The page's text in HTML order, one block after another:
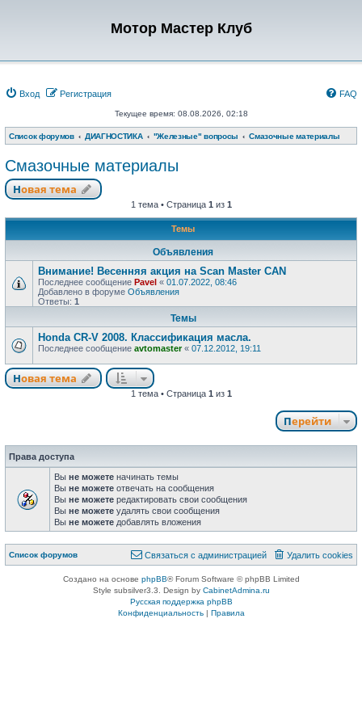
Мотор Мастер Клуб
Вход Регистрация FAQ
Текущее время: 08.08.2026, 02:18
Список форумов ДИАГНОСТИКА "Железные" вопросы Смазочные материалы
Смазочные материалы
Новая тема
1 тема • Страница 1 из 1
Темы
Объявления
Внимание! Весенняя акция на Scan Master CAN
Последнее сообщение Pavel « 01.07.2022, 08:46
Добавлено в форуме Объявления
Ответы: 1
Темы
Honda CR-V 2008. Классификация масла.
Последнее сообщение avtomaster« 07.12.2012, 19:11
Новая тема
1 тема • Страница 1 из 1
Перейти
Права доступа
Вы не можете начинать темы
Вы не можете отвечать на сообщения
Вы не можете редактировать свои сообщения
Вы не можете удалять свои сообщения
Вы не можете добавлять вложения
Список форумов Удалить cookies
Связаться с администрацией
Создано на основе phpBB® Forum Software © phpBB Limited
Style subsilver3.3. Design by CabinetAdmina.ru
Русская поддержка phpBB
Конфиденциальность| Правила